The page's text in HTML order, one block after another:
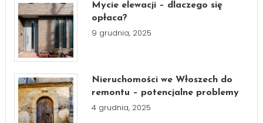
Mycie elewacji – dlaczego się
opłaca?
9 grudnia, 2025
Nieruchomości we Włoszech do
remontu – potencjalne problemy
4 grudnia, 2025